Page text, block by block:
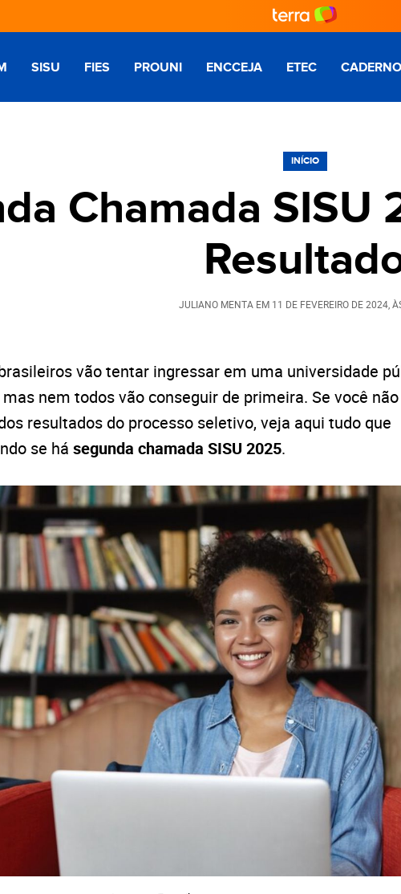
SISU FIES PROUNI ENCCEJA ETEC
INÍCIO
Chamada SISU
JULIANO MENTA EM 11 DE FEVEREIRO DE 2024,
vão tentar ingressar em uma universidade
mas nem todos vão conseguir de primeira. Se você
resultados do processo seletivo, veja aqui tudo que
se há segunda chamada SISU 2025.